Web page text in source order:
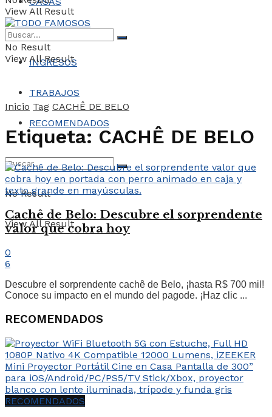
COCHES
INGRESOS
TRABAJOS
RECOMENDADOS
No Result
View All Result
View All Result
No Result
View All Result
Inicio Tag CACHÊ DE BELO
Etiqueta: CACHÊ DE BELO
Cachê de Belo: Descubre el sorprendente
valor que cobra hoy
0
6
Descubre el sorprendente cachê de Belo, ¡hasta R$ 700 mil!
Conoce su impacto en el mundo del pagode. ¡Haz clic ...
RECOMENDADOS
RECOMENDADOS